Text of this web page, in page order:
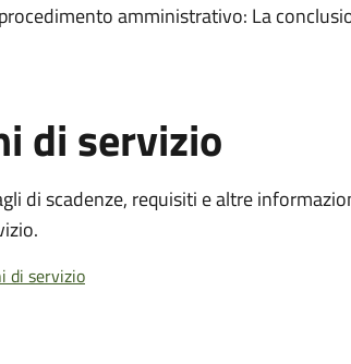
amministrativo: La
di servizio
di scadenze, requisiti e altre
di servizio